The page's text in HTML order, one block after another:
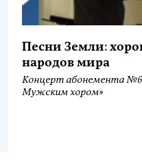
Песни Земли:
народов мира
Концерт абонемента №6
Мужским хором»